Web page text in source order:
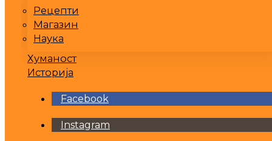
Рецепти
Магазин
Наука
Хуманост
Историја
Facebook
Instagram